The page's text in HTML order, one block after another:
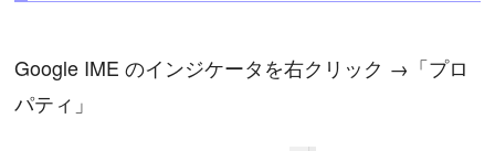
Google IME のインジケータを右クリック →「プロ
パティ」